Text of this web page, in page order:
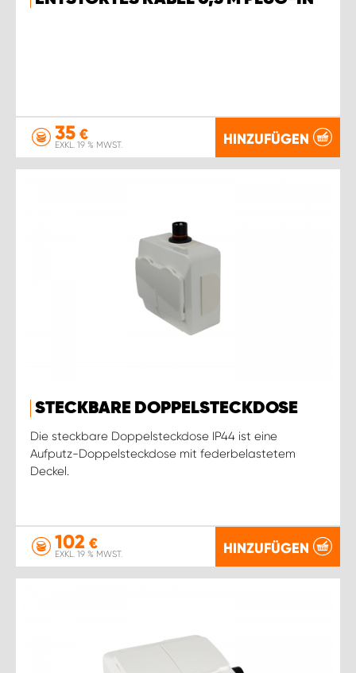
35 €
EXKL. 19 % MWST. HINZUFÜGEN
STECKBARE DOPPELSTECKDOSE
Die steckbare Doppelsteckdose IP44 ist eine
Aufputz-Doppelsteckdose mit federbelastetem
Deckel.
102 €
EXKL. 19 % MWST. HINZUFÜGEN